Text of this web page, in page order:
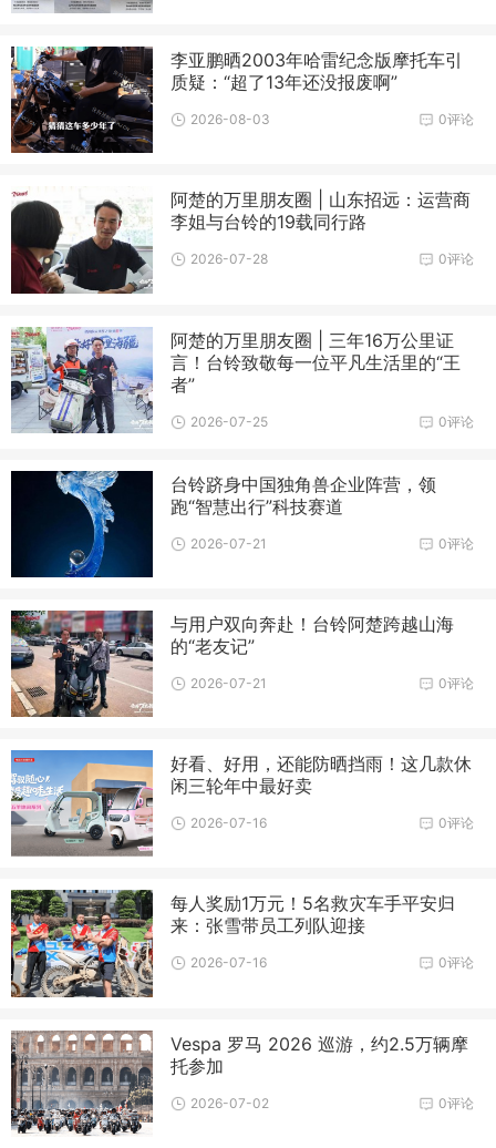
李亚鹏晒2003年哈雷纪念版摩托车引
质疑：“超了13年还没报废啊”
0评论
2026-08-03
阿楚的万里朋友圈 | 山东招远：运营商
李姐与台铃的19载同行路
0评论
2026-07-28
阿楚的万里朋友圈 | 三年16万公里证
言！台铃致敬每一位平凡生活里的“王
者”
0评论
2026-07-25
台铃跻身中国独角兽企业阵营，领
跑“智慧出行”科技赛道
0评论
2026-07-21
与用户双向奔赴！台铃阿楚跨越山海
的“老友记”
0评论
2026-07-21
好看、好用，还能防晒挡雨！这几款休
闲三轮年中最好卖
0评论
2026-07-16
每人奖励1万元！5名救灾车手平安归
来：张雪带员工列队迎接
0评论
2026-07-16
Vespa 罗马 2026 巡游，约2.5万辆摩
托参加
0评论
2026-07-02